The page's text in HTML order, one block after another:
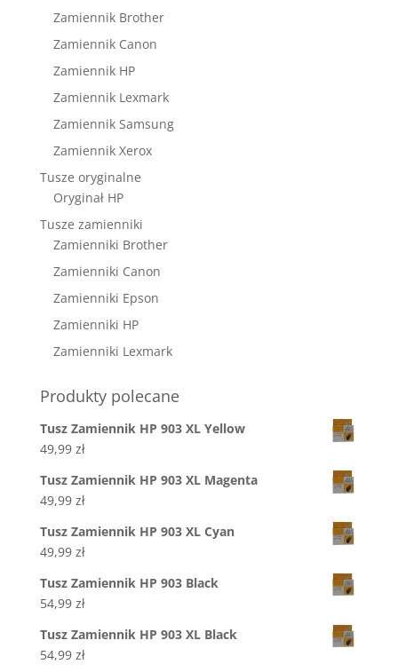
Zamiennik Brother
Zamiennik Canon
Zamiennik HP
Zamiennik Lexmark
Zamiennik Samsung
Zamiennik Xerox
Tusze oryginalne
Oryginał HP
Tusze zamienniki
Zamienniki Brother
Zamienniki Canon
Zamienniki Epson
Zamienniki HP
Zamienniki Lexmark
Produkty polecane
Tusz Zamiennik HP 903 XL Yellow
49,99 zł
Tusz Zamiennik HP 903 XL Magenta
49,99 zł
Tusz Zamiennik HP 903 XL Cyan
49,99 zł
Tusz Zamiennik HP 903 Black
54,99 zł
Tusz Zamiennik HP 903 XL Black
54,99 zł